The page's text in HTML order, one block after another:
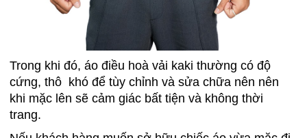
Trong khi đó, áo điều hoà vải kaki thường có độ
cứng, thô khó để tùy chỉnh và sửa chữa nên nên
khi mặc lên sẽ cảm giác bất tiện và không thời
trang.